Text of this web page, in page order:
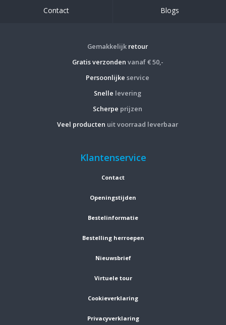
Contact Blogs
Gemakkelijk retour
Gratis verzonden vanaf € 50,-
Persoonlijke service
Snelle levering
Scherpe prijzen
Veel producten uit voorraad leverbaar
Klantenservice
Contact
Openingstijden
Bestelinformatie
Bestelling herroepen
Nieuwsbrief
Virtuele tour
Cookieverklaring
Privacyverklaring